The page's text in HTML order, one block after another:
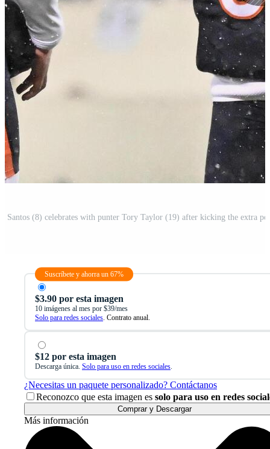
Suscríbete y ahorra un 67%
$3.90 por esta imagen
10 imágenes al mes por $39/mes
Solo para redes sociales . Contrato anual.
$12 por esta imagen
Descarga única. Solo para uso en redes sociales
¿Necesitas un paquete personalizado? Contáctanos
Reconozco que esta imagen es solo para uso en redes
Comprar y Descargar
Más información